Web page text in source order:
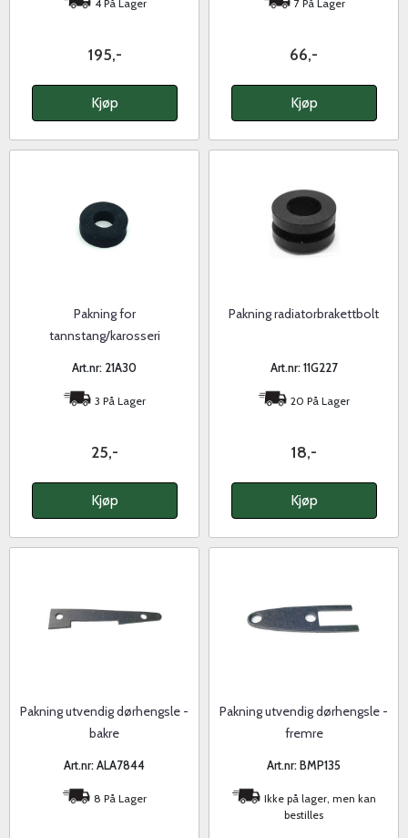
4 På Lager
195,-
Kjøp
7 På Lager
66,-
Kjøp
Pakning for
tannstang/karosseri
Art.nr: 21A30
3 På Lager
25,-
Kjøp
Pakning radiatorbrakettbolt
Art.nr: 11G227
20 På Lager
18,-
Kjøp
Pakning utvendig dørhengsle -
bakre
Art.nr: ALA7844
8 På Lager
Pakning utvendig dørhengsle -
fremre
Art.nr: BMP135
Ikke på lager, men kan
bestilles